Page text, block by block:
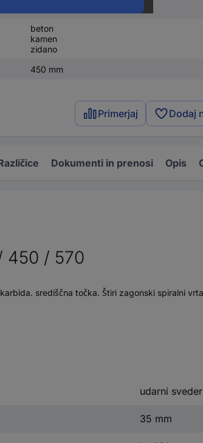
beton
kamen
zidano
450 mm
Primerjaj Dodaj
Dokumenti in prenosi Opis
450 / 570
središčna točka. Štiri zagonski spiralni
udarni sveder
35 mm